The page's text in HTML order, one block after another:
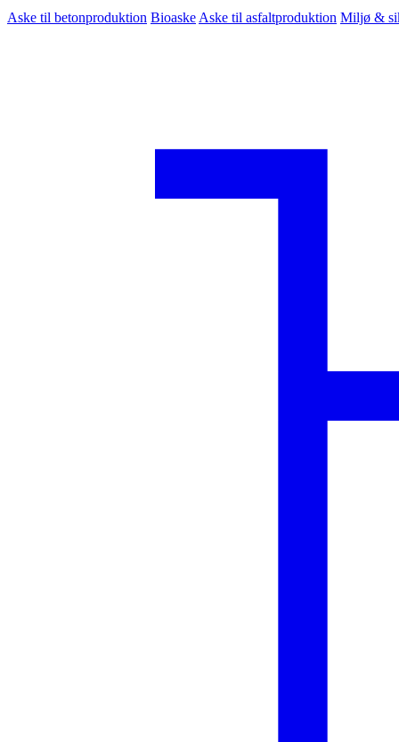
Aske til betonproduktion Bioaske Aske til asfaltproduktion Miljø &